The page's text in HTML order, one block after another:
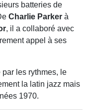
batteries de
Charlie Parker à
, il a collaboré avec
appel à ses
les rythmes, le
la latin jazz mais
1970.